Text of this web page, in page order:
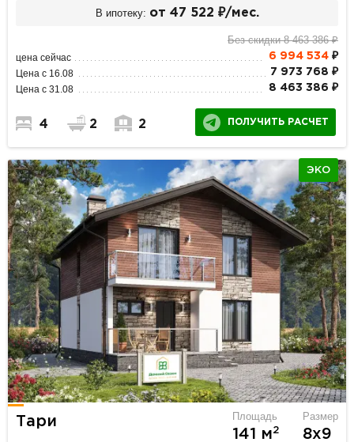
В ипотеку: от 47 522 ₽/мес.
Без скидки 8 463 386 ₽
цена сейчас 6 994 534₽
Цена с 16.08 7 973 768 ₽
Цена с 31.08 8 463 386 ₽
4 2 2 ПОЛУЧИТЬ РАСЧЕТ
ЭКО
Тари Площадь
141 м2
Размер
8х9